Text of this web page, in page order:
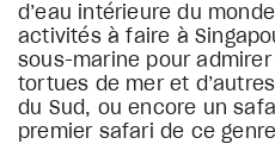
d’eau intérieure du
activités à faire à
sous-marine pour
tortues de mer et
du Sud, ou encore un
premier safari de ce